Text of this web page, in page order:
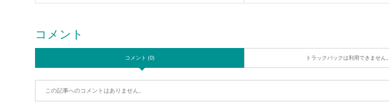
コメント
コメント (0) トラックバックは利用できません。
この記事へのコメントはありません。